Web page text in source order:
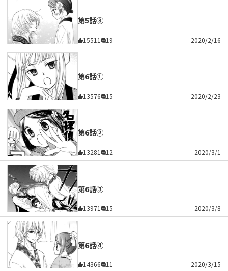
第5話③
15511 19 2020/2/16
第6話①
13576 15 2020/2/23
第6話②
13281 12 2020/3/1
第6話③
13971 15 2020/3/8
第6話④
14366 11 2020/3/15